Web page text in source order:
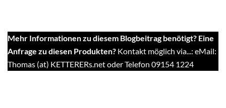
Mehr Informationen zu diesem Blogbeitrag benötigt? Eine
Anfrage zu diesen Produkten? Kontakt möglich via...: eMail:
Thomas (at) KETTERERs.net oder Telefon 09154 1224